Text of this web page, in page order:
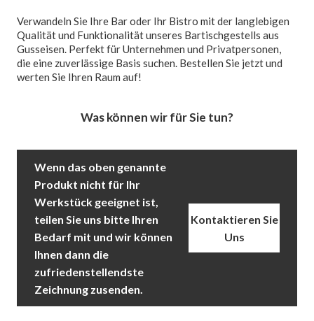
Verwandeln Sie Ihre Bar oder Ihr Bistro mit der langlebigen
Qualität und Funktionalität unseres Bartischgestells aus
Gusseisen. Perfekt für Unternehmen und Privatpersonen,
die eine zuverlässige Basis suchen. Bestellen Sie jetzt und
werten Sie Ihren Raum auf!
Was können wir für Sie tun?
Wenn das oben genannte
Produkt nicht für Ihr
Werkstück geeignet ist,
teilen Sie uns bitte Ihren
Bedarf mit und wir können
Ihnen dann die
zufriedenstellendste
Zeichnung zusenden.
Kontaktieren Sie
Uns